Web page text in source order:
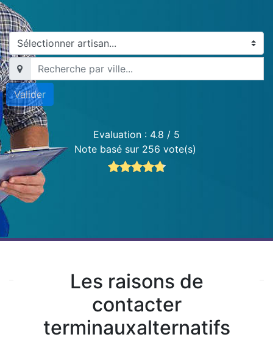
Valider
Evaluation : 4.8 / 5
Note basé sur 256 vote(s)
Les raisons de
contacter
terminauxalternatifs